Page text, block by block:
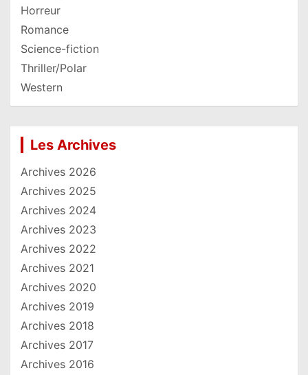
Horreur
Romance
Science-fiction
Thriller/Polar
Western
Les Archives
Archives 2026
Archives 2025
Archives 2024
Archives 2023
Archives 2022
Archives 2021
Archives 2020
Archives 2019
Archives 2018
Archives 2017
Archives 2016